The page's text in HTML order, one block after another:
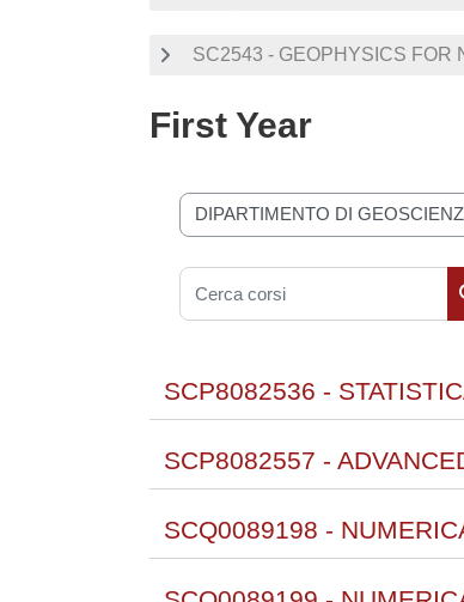
SC2543 - GEOPHYSICS FOR
First Year
Categorie di corso
Cerca corsi
SCP8082536 -
SCP8082557 -
SCQ0089198 -